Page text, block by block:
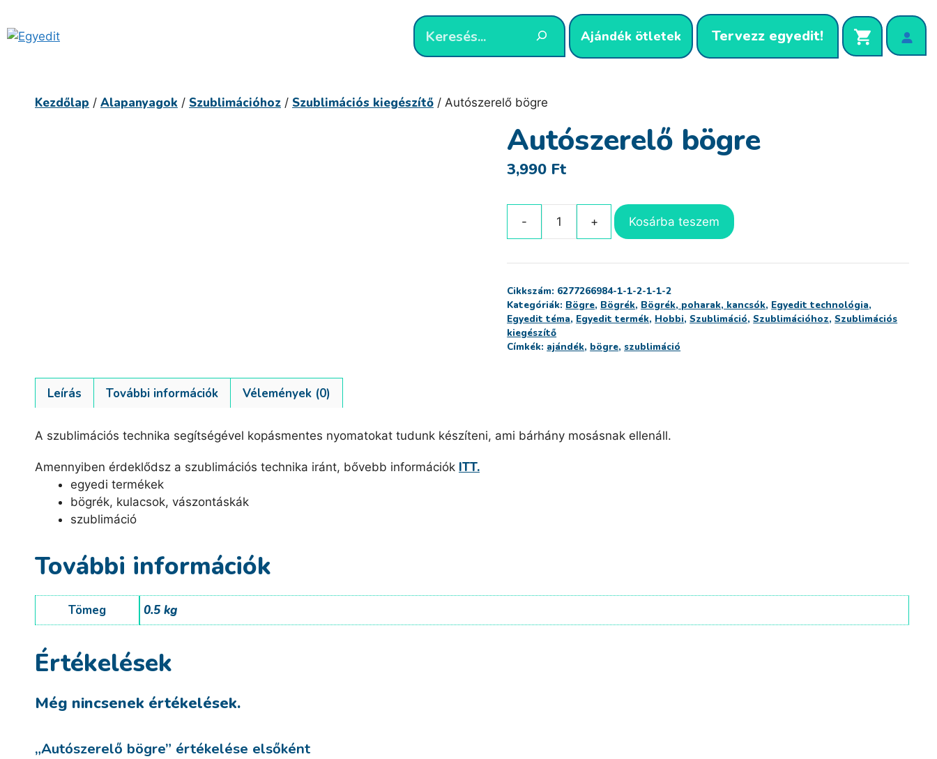
tartalomba
Ajándék ötletek Tervezz egyedit!
Kezdőlap / Alapanyagok / Szublimációhoz / Szublimációs kiegészítő / Autószerelő bögre
Autószerelő bögre
3,990 Ft
Autószerelő
mennyiség
Kosárba teszem
Cikkszám: 6277266984-1-1-2-1-1-2
Kategóriák: Bögre, Bögrék, Bögrék, poharak, kancsók, Egyedit technológia,
Egyedit téma, Egyedit termék, Hobbi,Szublimáció,Szublimációhoz,Szublimációs
kiegészítő
Címkék: ajándék, bögre, szublimáció
Leírás További információk Vélemények (0)
A szublimációs technika segítségével kopásmentes nyomatokat tudunk készíteni, ami bárhány mosásnak ellenáll.
Amennyiben érdeklődsz a szublimációs technika iránt, bővebb információk ITT.
egyedi termékek
bögrék, kulacsok, vászontáskák
szublimáció
További információk
Tömeg 0.5 kg
Értékelések
Még nincsenek értékelések.
„Autószerelő bögre” értékelése elsőként